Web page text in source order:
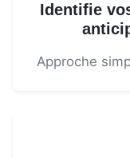
Identifie
Approche